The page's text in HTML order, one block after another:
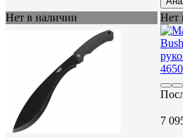
Нет в наличии Нет
7